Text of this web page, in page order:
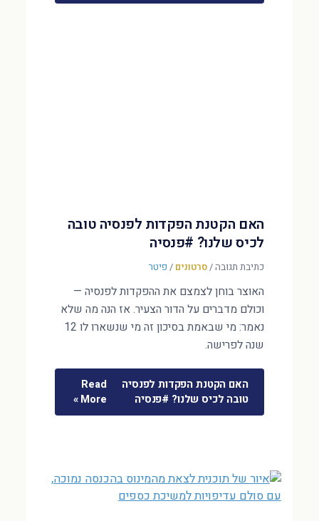
האם הקטנת הפקדות לפנסיה טובה
לכיס שלנו? #פנסיה
כתיבת תגובה/סרטונים / פיטר
האוצר בוחן לצמצם את ההפקדות לפנסיה —
וכולם מדברים על הדור הצעיר. אז הנה מה שלא
נאמר: מי שבאמת בסיכון זה מי שנשארו לו 12
שנה לפרישה.
האם הקטנת הפקדות לפנסיה
טובה לכיס שלנו? #פנסיה
Read
More »